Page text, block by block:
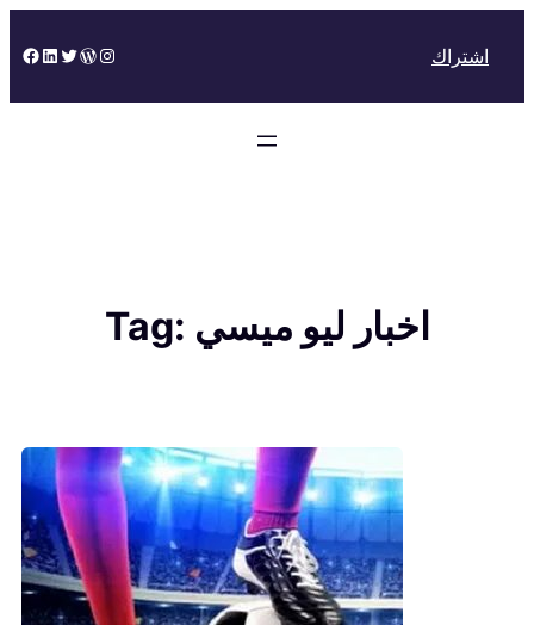
to
Facebook
LinkedIn
Twitter
WordPress
Instagram اشتراك
Tag: اخبار ليو ميسي